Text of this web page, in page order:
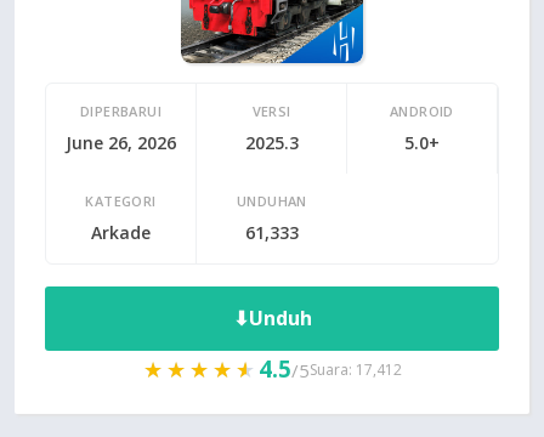
DIPERBARUI
June 26, 2026
VERSI
2025.3
ANDROID
5.0+
KATEGORI
Arkade
UNDUHAN
61,333
⬇Unduh
★★★★★
★★★★★ 4.5/5Suara: 17,412